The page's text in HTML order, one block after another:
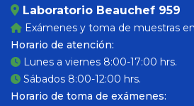
Laboratorio Beauchef 959
Exámenes y toma de muestras
Horario de atención:
Lunes a viernes 8:00-17:00 hrs.
Sábados 8:00-12:00 hrs.
Horario de toma de exámenes: